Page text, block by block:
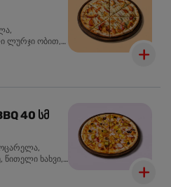
ლურჯი ობით,
40 სმ
ხახვი,